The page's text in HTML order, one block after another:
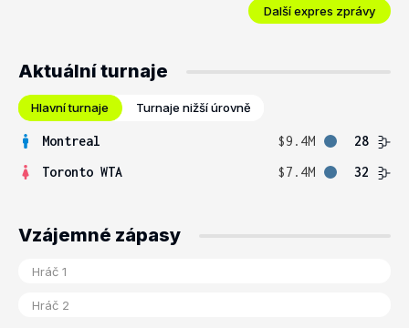
Další expres zprávy
Aktuální turnaje
Hlavní turnaje Turnaje nižší úrovně
Montreal $9.4M
28
Toronto WTA
$7.4M 32
Vzájemné zápasy